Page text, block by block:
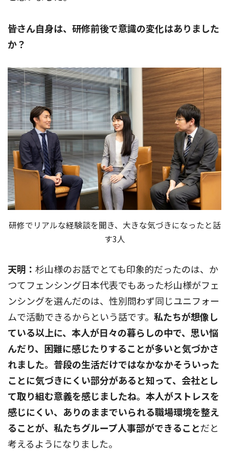
――皆さん自身は、研修前後で意識の変化はありました
か？
研修でリアルな経験談を聞き、大きな気づきになったと話
す3人
天明： 杉山様のお話でとても印象的だったのは、か
つてフェンシング日本代表でもあった杉山様がフェ
ンシングを選んだのは、性別問わず同じユニフォー
ムで活動できるからという話です。 私たちが想像し
ている以上に、本人が日々の暮らしの中で、思い悩
んだり、困難に感じたりすることが多いと気づかさ
れました。普段の生活だけではなかなかそういった
ことに気づきにくい部分があると知って、会社とし
て取り組む意義を感じましたね。本人がストレスを
感じにくい、ありのままでいられる職場環境を整え
ることが、私たちグループ人事部ができることだと
考えるようになりました。